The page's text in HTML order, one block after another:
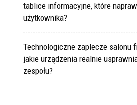
tablice informacyjne, które
użytkownika?
Technologiczne zaplecze salonu
jakie urządzenia realnie
zespołu?